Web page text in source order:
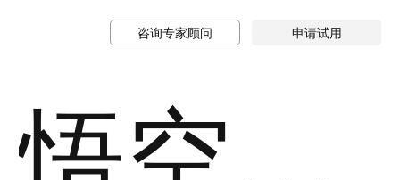
咨询专家顾问 申请试用
悟空小子